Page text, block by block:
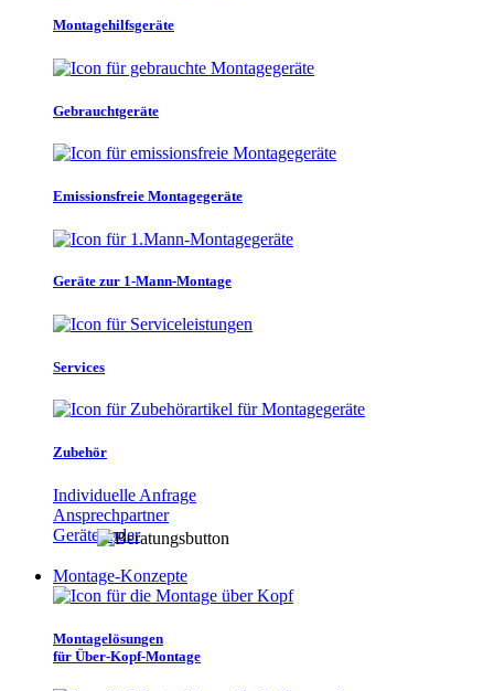
Montagehilfsgeräte
Gebrauchtgeräte
Emissionsfreie Montagegeräte
Geräte zur 1-Mann-Montage
Services
Zubehör
Individuelle Anfrage
Ansprechpartner
Gerätefinder
Montage-Konzepte
Montagelösungen
für Über-Kopf-Montage